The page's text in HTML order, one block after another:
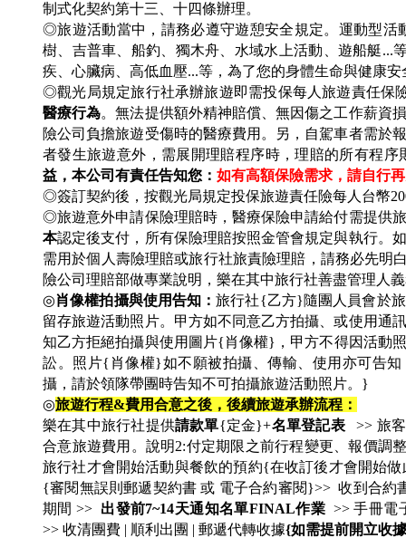
制式化契約第十三、十四條辦理。
◎旅遊活動當中，請務必遵守遊憩安全規定。運動型
樹、吉普車、船釣、獨木舟、水域水上活動、遊船艇...
疾、心臟病、高低血壓...等，為了您的身體生命與健康
◎觀光局規定旅行社承辦旅遊即需投保每人旅遊責任保
醫療行為。無法提供額外精神賠償、無因傷之工作薪資
險公司負擔旅遊受傷時的醫療費用。另，自駕車者需於
者發生旅遊意外，需展開理賠程序時，理賠的所有程
益，本公司有責任告知您： 如有高額保險需求，請自行
◎簽訂契約後，按觀光局規定投保旅遊責任險每人台幣
◎旅遊意外申請保險理賠時，醫療保險申請給付需提供
本認定後支付，所有保險理賠按照金管會規定與執行。
需用於個人壽險理賠或旅行社旅責險理賠，請務必先明
險公司理賠部做專業說明，樂在其中旅行社善盡管理人
◎肖像權拍攝與使用告知：旅行社{乙方}隨團人員會於
留存旅遊活動照片。甲方如不同意乙方拍攝、或使用通
知乙方拒絕拍攝與使用圖片{肖像權}，甲方不得因活動
訟。照片{肖像權}如不願被拍攝、傳輸、使用亦可告
攝，請於領隊帶團時告知不可拍攝旅遊活動照片。}
◎旅遊行程&費用合意之後，後續旅遊承辦流程：
樂在其中旅行社提供請款單{定金}+名單登記表>> 旅客
合意旅遊費用。說明2:付定期限之前行程變更、報價調
旅行社才會開始活動與餐飲的預約{在收訂後才會開始
{審閱無誤則郵遞契約書 或 電子合約審閱}>> 收到合
期間 >> 出發前7~14天通知名單FINAL作業 >> 手冊電
>> 收清團費 | 順利出團 | 郵遞代轉收據{如需提前開立收